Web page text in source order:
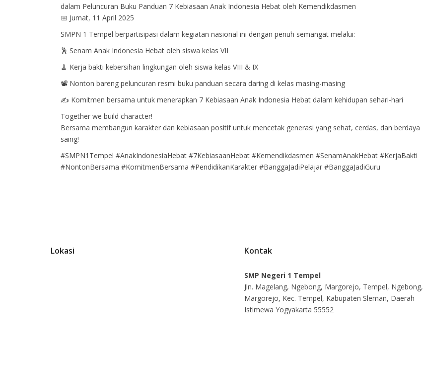
dalam Peluncuran Buku Panduan 7 Kebiasaan Anak Indonesia Hebat oleh Kemendikdasmen
📅 Jumat, 11 April 2025
SMPN 1 Tempel berpartisipasi dalam kegiatan nasional ini dengan penuh semangat melalui:
🕺 Senam Anak Indonesia Hebat oleh siswa kelas VII
🧹 Kerja bakti kebersihan lingkungan oleh siswa kelas VIII & IX
📽️ Nonton bareng peluncuran resmi buku panduan secara daring di kelas masing-masing
✍️ Komitmen bersama untuk menerapkan 7 Kebiasaan Anak Indonesia Hebat dalam kehidupan sehari-hari
Together we build character!
Bersama membangun karakter dan kebiasaan positif untuk mencetak generasi yang sehat, cerdas, dan berdaya
saing!
#SMPN1Tempel #AnakIndonesiaHebat #7KebiasaanHebat #Kemendikdasmen #SenamAnakHebat #KerjaBakti
#NontonBersama #KomitmenBersama #PendidikanKarakter #BanggaJadiPelajar #BanggaJadiGuru
Lokasi Kontak
SMP Negeri 1 Tempel
Jln. Magelang, Ngebong, Margorejo, Tempel, Ngebong,
Margorejo, Kec. Tempel, Kabupaten Sleman, Daerah
Istimewa Yogyakarta 55552